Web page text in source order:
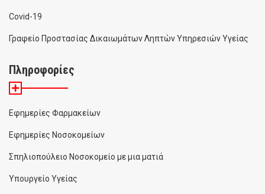
Covid-19
Γραφείο Προστασίας Δικαιωμάτων Ληπτών Υπηρεσιών Υγείας
Πληροφορίες
Εφημερίες Φαρμακείων
Εφημερίες Νοσοκομείων
Σπηλιοπούλειο Νοσοκομείο με μια ματιά
Υπουργείο Υγείας